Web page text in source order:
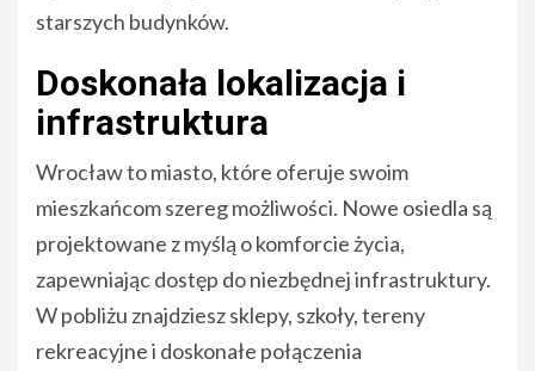
starszych budynków.
Doskonała lokalizacja i
infrastruktura
Wrocław to miasto, które oferuje swoim
mieszkańcom szereg możliwości. Nowe osiedla są
projektowane z myślą o komforcie życia,
zapewniając dostęp do niezbędnej infrastruktury.
W pobliżu znajdziesz sklepy, szkoły, tereny
rekreacyjne i doskonałe połączenia